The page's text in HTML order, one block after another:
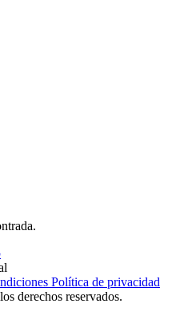
Política de privacidad
derechos reservados.